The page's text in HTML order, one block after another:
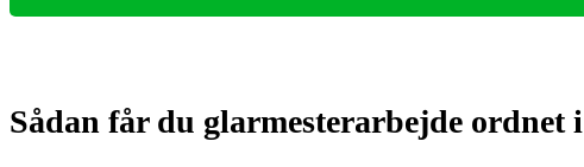
Sådan får du glarmesterarbejde